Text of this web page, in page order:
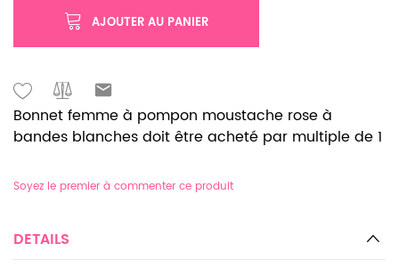
AJOUTER AU PANIER
Bonnet femme à pompon moustache rose à
bandes blanches doit être acheté par multiple de 1
Soyez le premier à commenter ce produit
DETAILS